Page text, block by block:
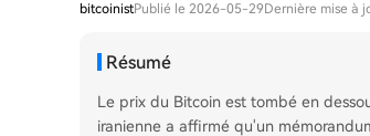
bitcoinistPublié le 2026-05-29Dernière mise à
Résumé
Le prix du Bitcoin est tombé en
iranienne a affirmé qu'un